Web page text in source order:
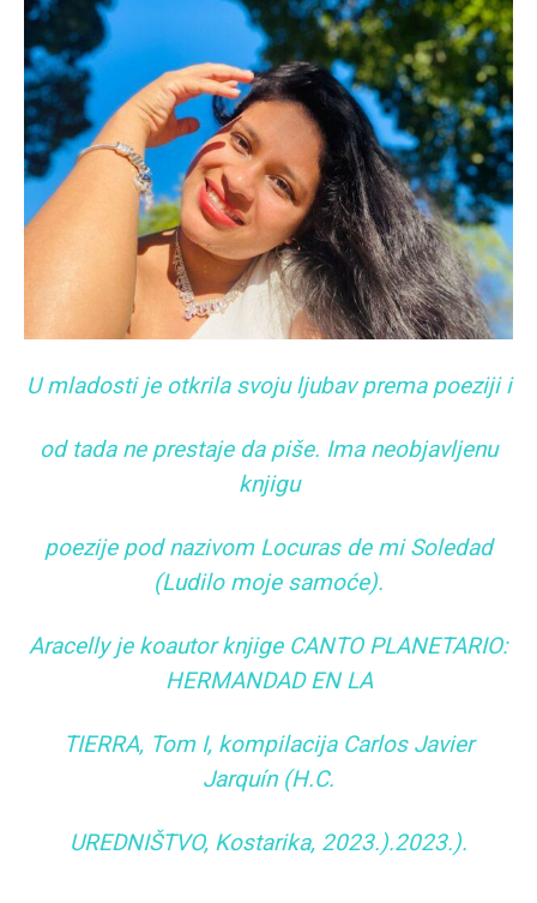
U mladosti je otkrila svoju ljubav prema poeziji i
od tada ne prestaje da piše. Ima neobjavljenu
knjigu
poezije pod nazivom Locuras de mi Soledad
(Ludilo moje samoće).
Aracelly je koautor knjige CANTO PLANETARIO:
HERMANDAD EN LA
TIERRA, Tom I, kompilacija Carlos Javier
Jarquín (H.C.
UREDNIŠTVO, Kostarika, 2023.).2023.).